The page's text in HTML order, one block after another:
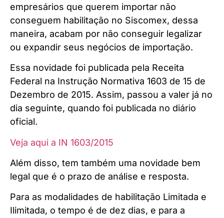
empresários que querem importar não
conseguem habilitação no Siscomex, dessa
maneira, acabam por não conseguir legalizar
ou expandir seus negócios de importação.
Essa novidade foi publicada pela Receita
Federal na Instrução Normativa 1603 de 15 de
Dezembro de 2015. Assim, passou a valer já no
dia seguinte, quando foi publicada no diário
oficial.
Veja aqui a IN 1603/2015
Além disso, tem também uma novidade bem
legal que é o prazo de análise e resposta.
Para as modalidades de habilitação Limitada e
Ilimitada, o tempo é de dez dias, e para a